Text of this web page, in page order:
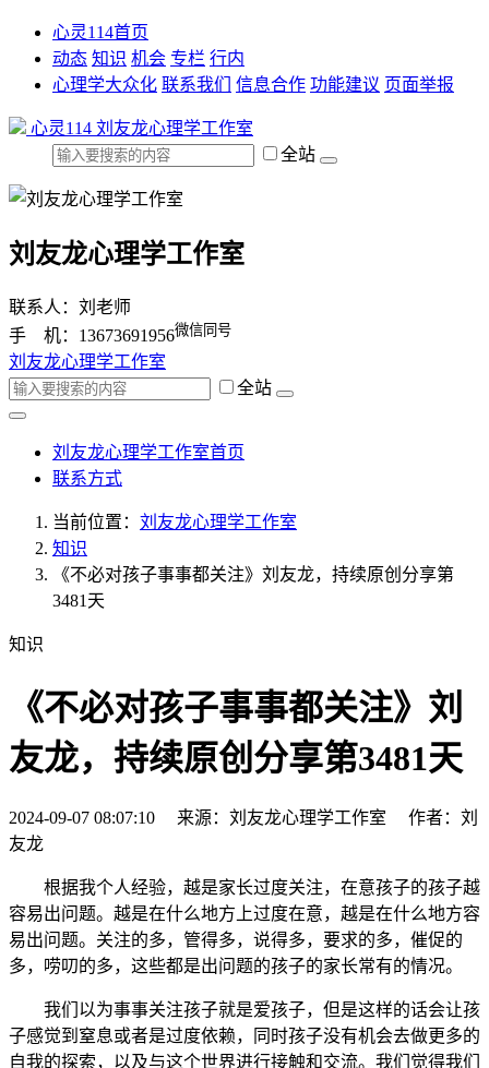
心灵114首页
动态 知识 机会 专栏 行内
心理学大众化 联系我们 信息合作 功能建议 页面举报
心灵114 刘友龙心理学工作室
全站
刘友龙心理学工作室
联系人：刘老师
手 机：13673691956微信同号
刘友龙心理学工作室
全站
刘友龙心理学工作室首页
联系方式
当前位置： 刘友龙心理学工作室
知识
《不必对孩子事事都关注》刘友龙，持续原创分享第
3481天
知识
《不必对孩子事事都关注》刘
友龙，持续原创分享第3481天
2024-09-07 08:07:10 来源：刘友龙心理学工作室 作者：刘
友龙
根据我个人经验，越是家长过度关注，在意孩子的孩子越
容易出问题。越是在什么地方上过度在意，越是在什么地方容
易出问题。关注的多，管得多，说得多，要求的多，催促的
多，唠叨的多，这些都是出问题的孩子的家长常有的情况。
我们以为事事关注孩子就是爱孩子，但是这样的话会让孩
子感觉到窒息或者是过度依赖，同时孩子没有机会去做更多的
自我的探索，以及与这个世界进行接触和交流。我们觉得我们